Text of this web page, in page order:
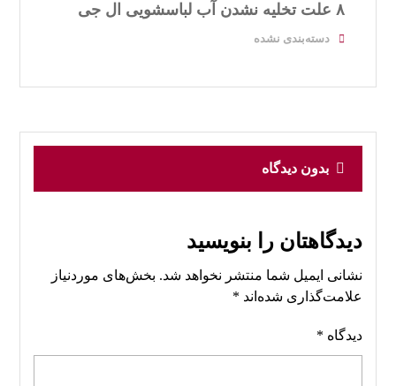
۸ علت تخلیه نشدن آب لباسشویی ال جی
دسته‌بندی نشده
بدون دیدگاه
دیدگاهتان را بنویسید
نشانی ایمیل شما منتشر نخواهد شد. بخش‌های موردنیاز
علامت‌گذاری شده‌اند *
دیدگاه *